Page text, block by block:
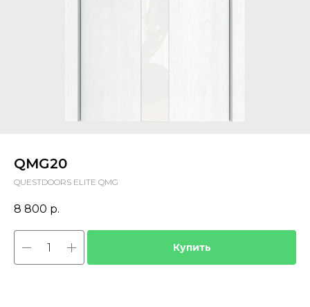
QMG20
QUESTDOORS ELITE QMG
8 800 р.
Купить